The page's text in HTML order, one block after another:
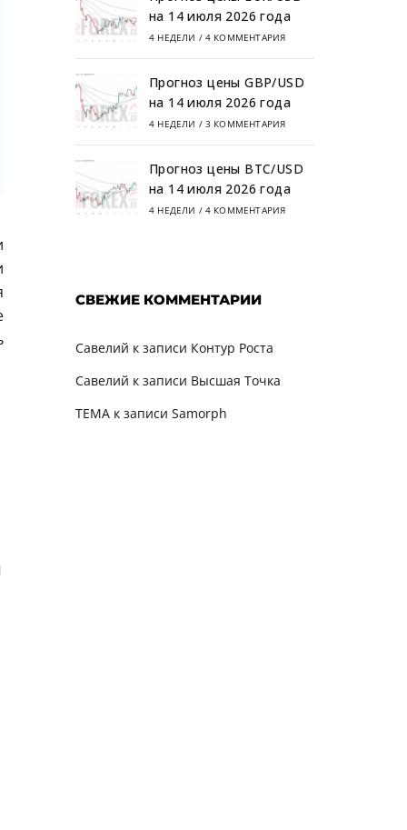
на 14 июля 2026 года
4 НЕДЕЛИ / 4 КОММЕНТАРИЯ
Прогноз цены GBP/USD
на 14 июля 2026 года
4 НЕДЕЛИ / 3 КОММЕНТАРИЯ
Прогноз цены BTC/USD
на 14 июля 2026 года
4 НЕДЕЛИ / 4 КОММЕНТАРИЯ
СВЕЖИЕ КОММЕНТАРИИ
Савелий к записи Контур Роста
Савелий к записи Высшая Точка
TEMAк записи Samorph